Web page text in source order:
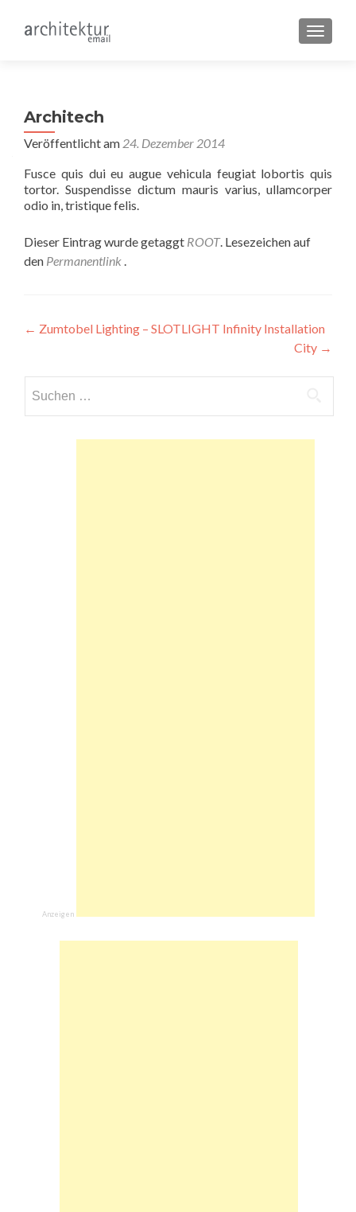
Architech
Veröffentlicht am 24. Dezember 2014
Fusce quis dui eu augue vehicula feugiat lobortis quis
tortor. Suspendisse dictum mauris varius, ullamcorper
odio in, tristique felis.
Dieser Eintrag wurde getaggt ROOT. Lesezeichen auf
den Permanentlink .
Beitragsnavigation
← Zumtobel Lighting – SLOTLIGHT Infinity Installation
City →
nach:
Anzeigen